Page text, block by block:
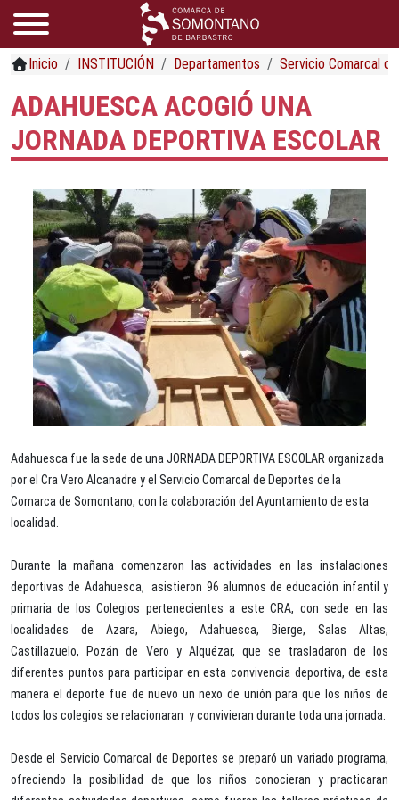
Inicio INSTITUCIÓN Departamentos Servicio Comarcal
ADAHUESCA ACOGIÓ UNA
JORNADA DEPORTIVA ESCOLAR
Adahuesca fue la sede de una JORNADA DEPORTIVA ESCOLAR organizada
por el Cra Vero Alcanadre y el Servicio Comarcal de Deportes de la
Comarca de Somontano, con la colaboración del Ayuntamiento de esta
localidad.
Durante la mañana comenzaron las actividades en las instalaciones
deportivas de Adahuesca, asistieron 96 alumnos de educación infantil y
primaria de los Colegios pertenecientes a este CRA, con sede en las
localidades de Azara, Abiego, Adahuesca, Bierge, Salas Altas,
Castillazuelo, Pozán de Vero y Alquézar, que se trasladaron de los
diferentes puntos para participar en esta convivencia deportiva, de esta
manera el deporte fue de nuevo un nexo de unión para que los niños de
todos los colegios se relacionaran y convivieran durante toda una jornada.
Desde el Servicio Comarcal de Deportes se preparó un variado programa,
ofreciendo la posibilidad de que los niños conocieran y practicaran